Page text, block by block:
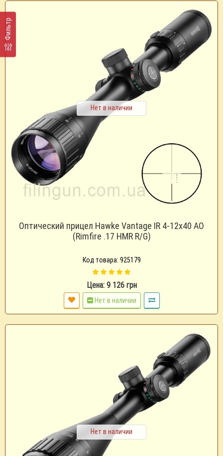
Фильтр
Нет в наличии
Оптический прицел Hawke Vantage IR 4-12x40 AO
(Rimfire .17 HMR R/G)
Код товара: 925179
Цена: 9 126 грн
Нет в наличии
Нет в наличии